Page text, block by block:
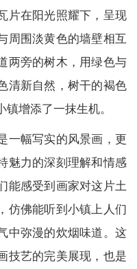
片在阳光照耀下，呈现
周围淡黄色的墙壁相互
两旁的树木，用绿色与
清新自然，树干的褐色
增添了一抹生机。
一幅写实的风景画，更
魅力的深刻理解和情感
能感受到画家对这片土
仿佛能听到小镇上人们
中弥漫的炊烟味道。这
技艺的完美展现，也是